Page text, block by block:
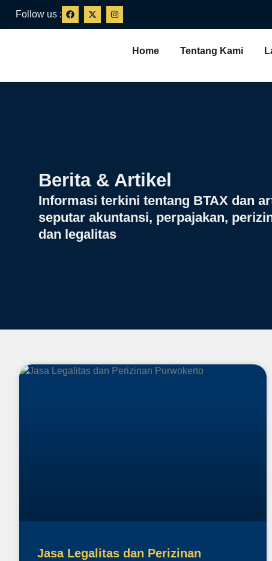
Follow us :
Home Tentang Kami
Berita & Artikel
Informasi terkini tentang BTAX dan
seputar akuntansi, perpajakan,
dan legalitas
Jasa Legalitas dan Perizinan